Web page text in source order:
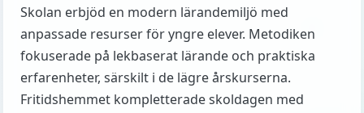
Skolan erbjöd en modern lärandemiljö med
anpassade resurser för yngre elever. Metodiken
fokuserade på lekbaserat lärande och praktiska
erfarenheter, särskilt i de lägre årskurserna.
Fritidshemmet kompletterade skoldagen med